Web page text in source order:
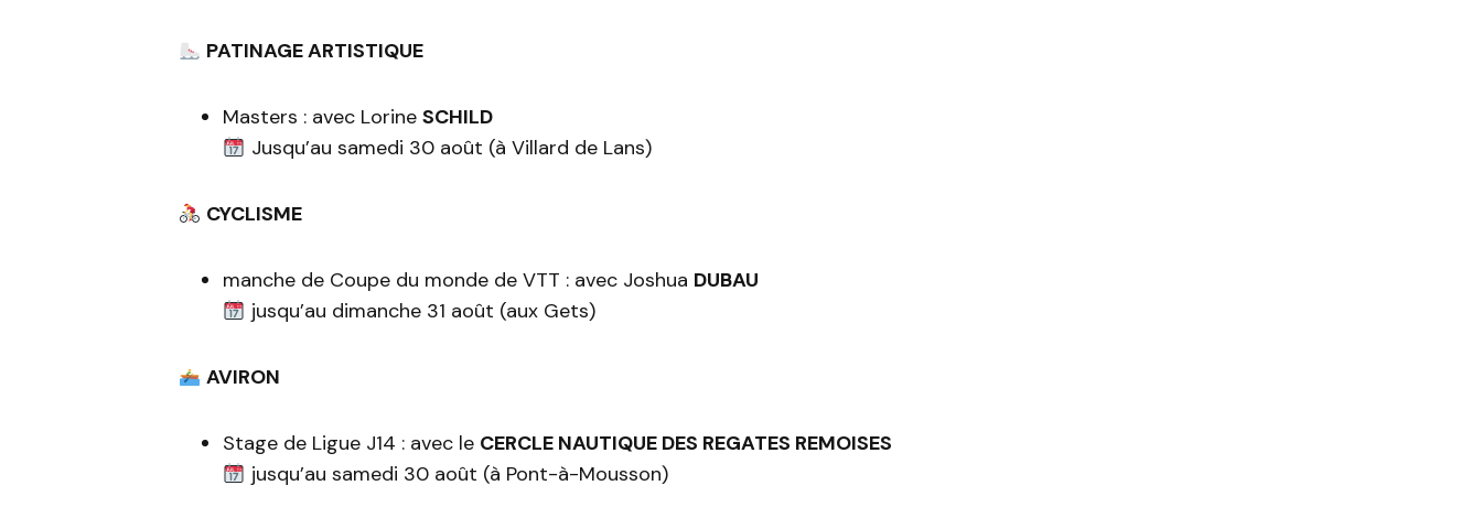
PATINAGE ARTISTIQUE
Masters : avec Lorine SCHILD
Jusqu’au samedi 30 août (à Villard de Lans)
CYCLISME
manche de Coupe du monde de VTT : avec Joshua DUBAU
jusqu’au dimanche 31 août (aux Gets)
AVIRON
Stage de Ligue J14 : avec le CERCLE NAUTIQUE DES REGATES REMOISES
jusqu’au samedi 30 août (à Pont-à-Mousson)